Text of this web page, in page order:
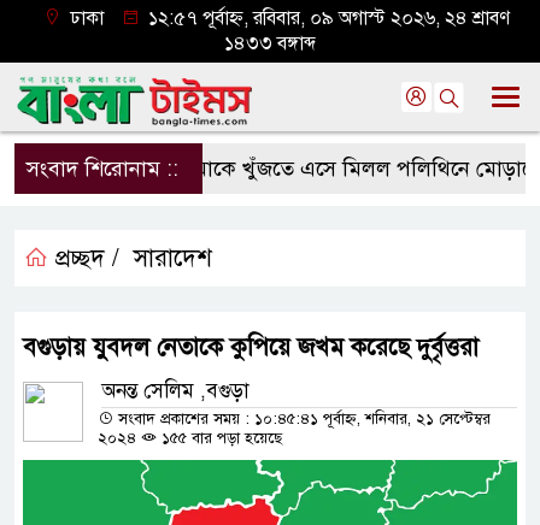
ঢাকা
১২:৫৭ পূর্বাহ্ন, রবিবার, ০৯ অগাস্ট ২০২৬, ২৪ শ্রাবণ
১৪৩৩ বঙ্গাব্দ
সংবাদ শিরোনাম ::মাকে খুঁজতে এসে মিলল পলিথিনে মোড়ানো
প্রচ্ছদ / সারাদেশ
বগুড়ায় যুবদল নেতাকে কুপিয়ে জখম করেছে দুর্বৃত্তরা
অনন্ত সেলিম ,বগুড়া
সংবাদ প্রকাশের সময় : ১০:৪৫:৪১ পূর্বাহ্ন, শনিবার, ২১ সেপ্টেম্বর
২০২৪
১৫৫ বার পড়া হয়েছে